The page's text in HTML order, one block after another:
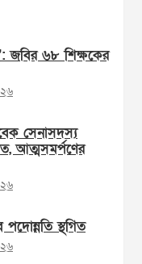
জবির ৬৮ শিক্ষকের
সেনাসদস্য
আত্মসমর্পণের
পদোন্নতি স্থগিত